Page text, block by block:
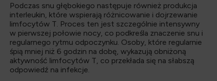
Podczas snu głębokiego następuje również produkcja
interleukin, które wspierają różnicowanie i dojrzewanie
limfocytów T. Proces ten jest szczególnie intensywny
w pierwszej połowie nocy, co podkreśla znaczenie snu i
regularnego rytmu odpoczynku. Osoby, które regularnie
śpią mniej niż 6 godzin na dobę, wykazują obniżoną
aktywność limfocytów T, co przekłada się na słabszą
odpowiedź na infekcje.